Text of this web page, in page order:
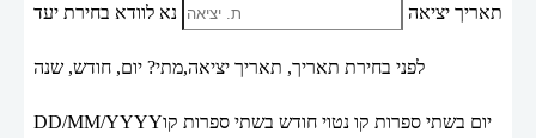
תאריך יציאה נא לוודא בחירת יעד
לפני בחירת תאריך, תאריך יציאה,מתי? יום, חודש, שנה
DD/MM/YYYYיום בשתי ספרות קו נטוי חודש בשתי ספרות קו